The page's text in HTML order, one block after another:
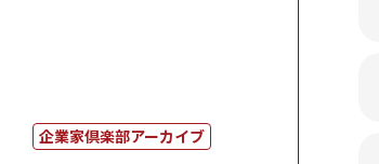
企業家倶楽部アーカイブ